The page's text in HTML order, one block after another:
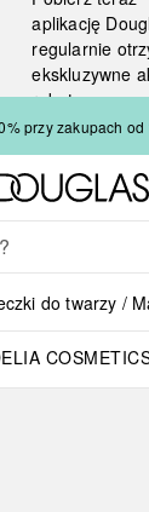
aplikację
regularnie
ekskluzywne
rabaty
przy zakupach od
do twarzy